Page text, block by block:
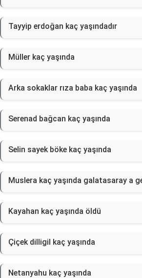
Tayyip erdoğan kaç yaşındadır
Müller kaç yaşında
Arka sokaklar rıza baba kaç yaşında
Serenad bağcan kaç yaşında
Selin sayek böke kaç yaşında
Muslera kaç yaşında galatasaray a
Kayahan kaç yaşında öldü
Çiçek dilligil kaç yaşında
Netanyahu kaç yaşında